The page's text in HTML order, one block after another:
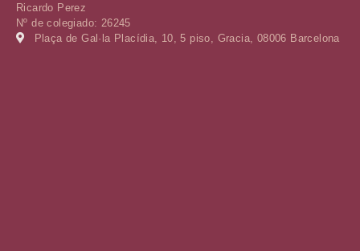
Ricardo Perez
Nº de colegiado: 26245
Plaça de Gal·la Placídia, 10, 5 piso, Gracia, 08006 Barcelona